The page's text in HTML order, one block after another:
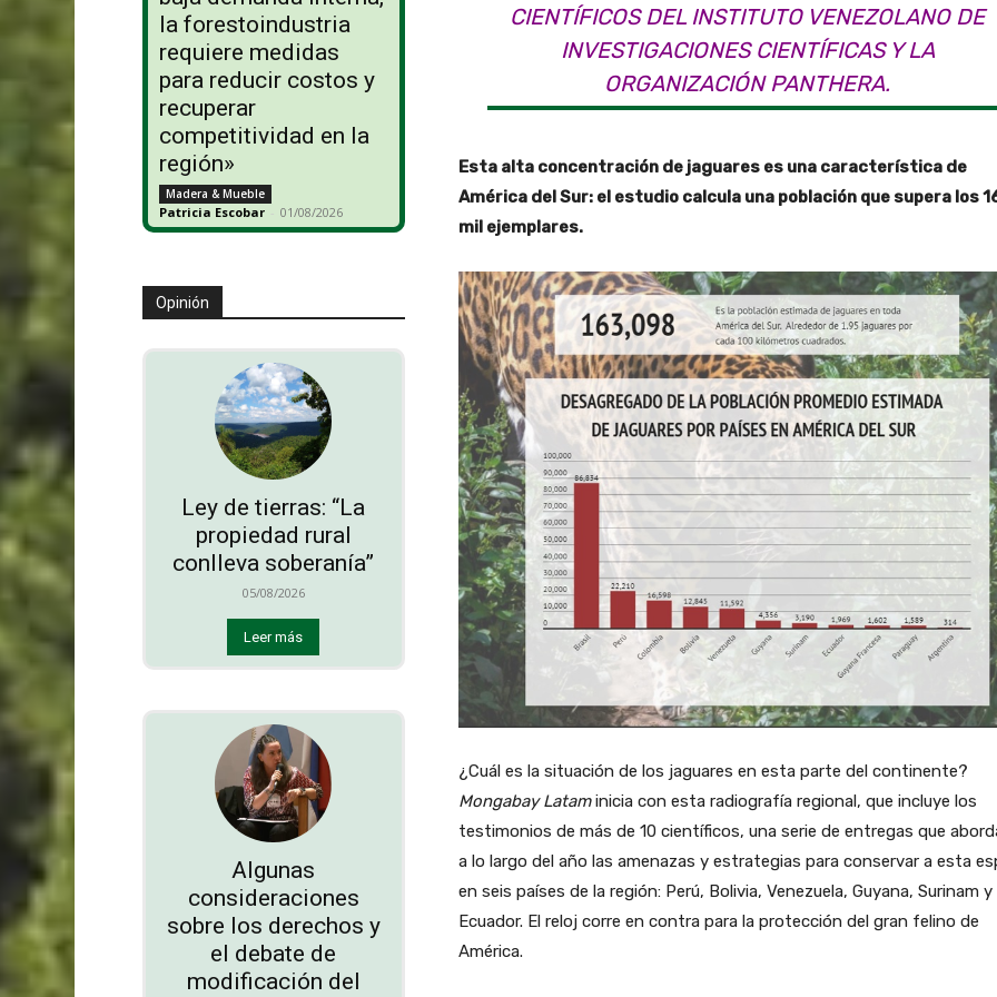
la forestoindustria
requiere medidas
para reducir costos y
recuperar
competitividad en la
región»
Madera & Mueble
Patricia Escobar - 01/08/2026
Opinión
Ley de tierras: “La
propiedad rural
conlleva soberanía”
05/08/2026
Leer más
Algunas
consideraciones
sobre los derechos y
el debate de
modificación del
CIENTÍFICOS DEL INSTITUTO VENEZOLANO DE
INVESTIGACIONES CIENTÍFICAS Y LA
ORGANIZACIÓN PANTHERA.
Esta alta concentración de jaguares es una característica de
América del Sur: el estudio calcula una población que supera los
mil ejemplares.
¿Cuál es la situación de los jaguares en esta parte del continente?
Mongabay Lataminicia con esta radiografía regional, que incluye los
testimonios de más de 10 científicos, una serie de entregas que
a lo largo del año las amenazas y estrategias para conservar a esta
en seis países de la región: Perú, Bolivia, Venezuela, Guyana, Surinam y
Ecuador. El reloj corre en contra para la protección del gran felino de
América.